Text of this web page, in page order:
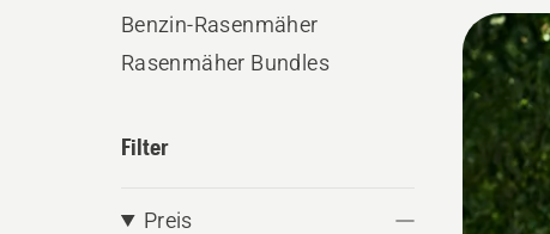
Benzin-Rasenmäher
Rasenmäher Bundles
Filter
Preis
Alle